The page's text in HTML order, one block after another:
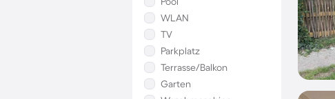
WLAN
TV
Parkplatz
Terrasse/Balkon
Garten